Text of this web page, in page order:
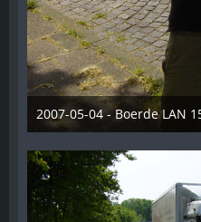
28. Dezember 2012